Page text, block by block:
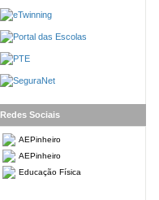
Redes Sociais
AEPinheiro
AEPinheiro
Educação Física